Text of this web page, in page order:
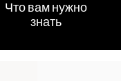
Что вам нужно
знать